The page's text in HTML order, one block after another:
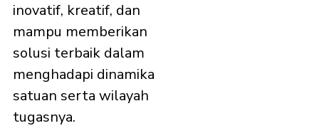
inovatif, kreatif, dan
mampu memberikan
solusi terbaik dalam
menghadapi dinamika
satuan serta wilayah
tugasnya.